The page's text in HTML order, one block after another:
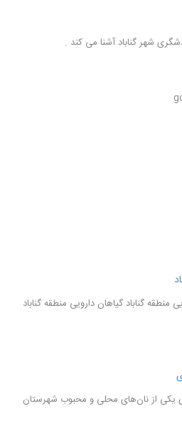
شهر گناباد آشنا می کند .
منطقه گناباد گیاهان دارویی منطقه گناباد
یکی از نان‌های محلی و محبوب شهرستان